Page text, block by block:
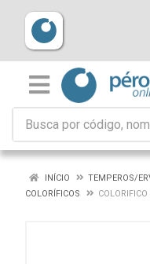
INÍCIO
TEMPEROS/
COLORÍFICOS